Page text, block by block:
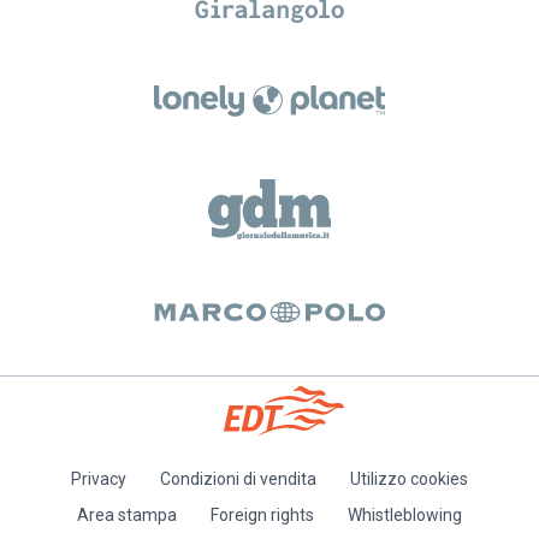
Privacy Condizioni di vendita
Utilizzo cookies
Area stampa
Foreign rights Whistleblowing